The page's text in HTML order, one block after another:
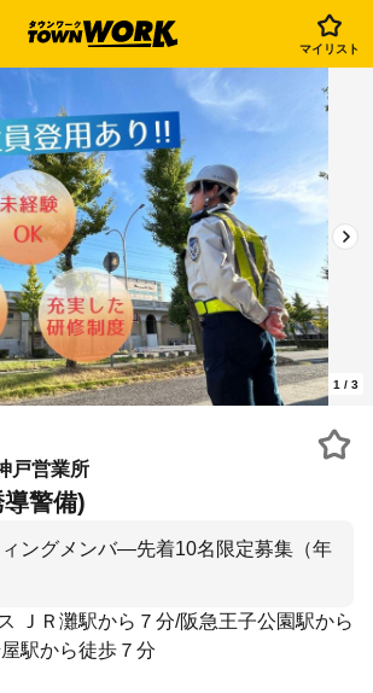
マイリスト
1 / 3
戸営業所
警備)
ングメンバ―先着10名限定募集（年
ＪＲ灘駅から７分/阪急王子公園駅から
駅から徒歩７分